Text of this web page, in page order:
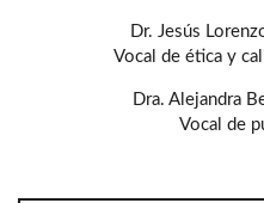
Dr. Jesús
Vocal de ética y
Dra. Alejandra
Vocal de